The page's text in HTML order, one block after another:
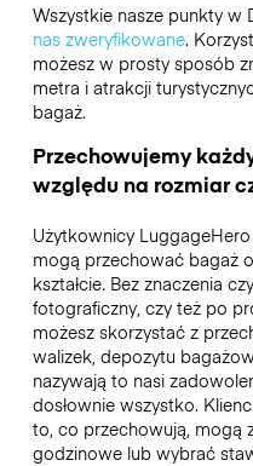
Wszystkie nasze punkty w
nas zweryfikowane.
możesz w prosty sposób
metra i atrakcji
bagaż.
Przechowujemy
względu na rozmiar
Użytkownicy
mogą przechować bagaż
kształcie. Bez znaczenia
fotograficzny, czy też po
możesz skorzystać z
walizek, depozytu
nazywają to nasi
dosłownie wszystko.
to, co przechowują, mogą
godzinowe lub wybrać